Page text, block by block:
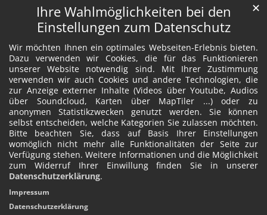
Ihre Wahlmöglichkeiten bei den
Einstellungen zum Datenschutz
Wir möchten Ihnen ein optimales Webseiten-Erlebnis bieten.
Dazu verwenden wir Cookies, die für das Funktionieren
unserer Website notwendig sind. Mit Ihrer Zustimmung
verwenden wir auch Cookies und andere Technologien, die
zur Anzeige externer Inhalte (Videos über Youtube, Audios
über Soundcloud, Karten über MapTiler ...) oder zu
anonymen Statistikzwecken genutzt werden. Sie können
selbst entscheiden, welche Kategorien Sie zulassen möchten.
Bitte beachten Sie, dass auf Basis Ihrer Einstellungen
womöglich nicht mehr alle Funktionalitäten der Seite zur
Verfügung stehen. Weitere Informationen und die Möglichkeit
zum Widerruf Ihrer Einwillung finden Sie in unserer
Datenschutzerklärung.
✕
Impressum
Datenschutzerklärung